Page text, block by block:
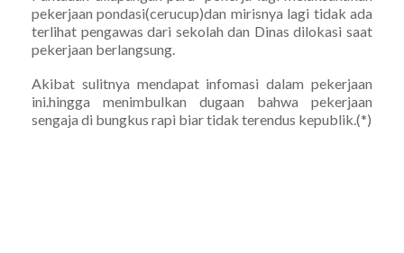
pekerjaan pondasi(cerucup)dan mirisnya lagi tidak ada
terlihat pengawas dari sekolah dan Dinas dilokasi saat
pekerjaan berlangsung.
Akibat sulitnya mendapat infomasi dalam pekerjaan
ini.hingga menimbulkan dugaan bahwa pekerjaan
sengaja di bungkus rapi biar tidak terendus kepublik.(*)